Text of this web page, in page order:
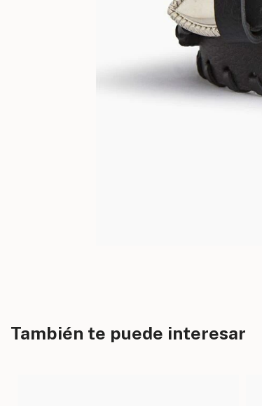
También te puede interesar